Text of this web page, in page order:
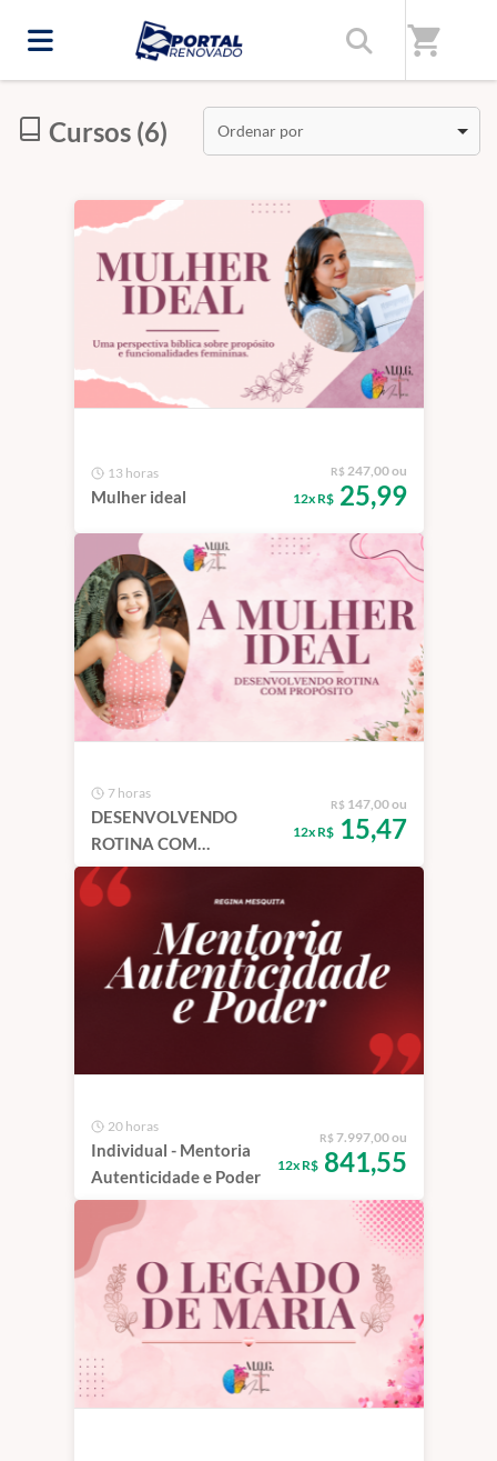
shopping_cart
/Categorias Para a mulher cristã!
Cursos (6) Ordenar por
13 horas
Mulher ideal
R$ 247,00 ou
12x R$25,99
7 horas
DESENVOLVENDO
ROTINA COM
PROPÓSITO
R$ 147,00 ou
12x R$15,47
20 horas
Individual - Mentoria
Autenticidade e Poder
R$ 7.997,00 ou
12x R$841,55